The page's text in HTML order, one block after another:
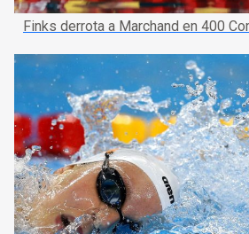
Finks derrota a Marchand en 400